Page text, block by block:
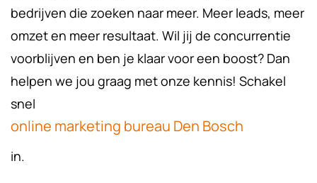
bedrijven die zoeken naar meer. Meer leads, meer
omzet en meer resultaat. Wil jij de concurrentie
voorblijven en ben je klaar voor een boost? Dan
helpen we jou graag met onze kennis! Schakel
snel
online marketing bureau Den Bosch
in.